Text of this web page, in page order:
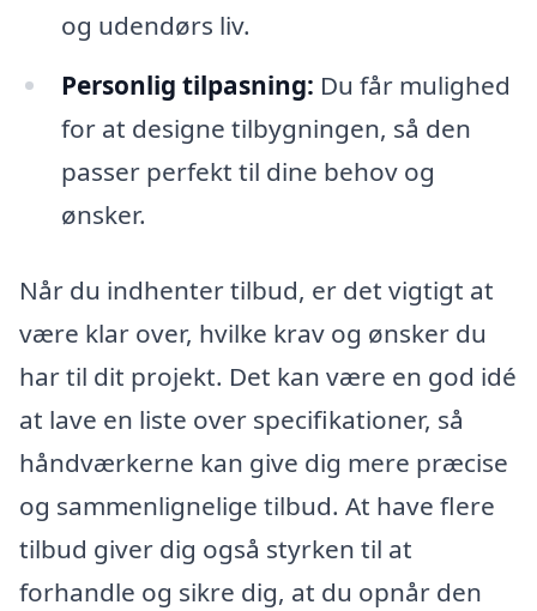
og udendørs liv.
Personlig tilpasning: Du får mulighed
for at designe tilbygningen, så den
passer perfekt til dine behov og
ønsker.
Når du indhenter tilbud, er det vigtigt at
være klar over, hvilke krav og ønsker du
har til dit projekt. Det kan være en god idé
at lave en liste over specifikationer, så
håndværkerne kan give dig mere præcise
og sammenlignelige tilbud. At have flere
tilbud giver dig også styrken til at
forhandle og sikre dig, at du opnår den